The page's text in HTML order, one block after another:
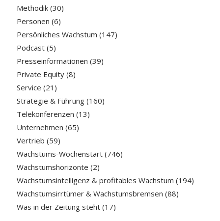
Methodik(30)
Personen (6)
Persönliches Wachstum (147)
Podcast(5)
Presseinformationen (39)
Private Equity(8)
Service (21)
Strategie & Führung(160)
Telekonferenzen (13)
Unternehmen (65)
Vertrieb (59)
Wachstums-Wochenstart(746)
Wachstumshorizonte (2)
Wachstumsintelligenz & profitables Wachstum (194)
Wachstumsirrtümer & Wachstumsbremsen (88)
Was in der Zeitung steht(17)